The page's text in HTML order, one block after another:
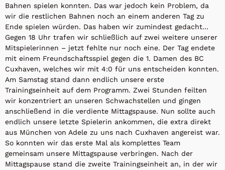
Bahnen spielen konnten. Das war jedoch kein Problem, da
wir die restlichen Bahnen noch an einem anderen Tag zu
Ende spielen würden. Das haben wir zumindest gedacht…
Gegen 18 Uhr trafen wir schließlich auf zwei weitere unserer
Mitspielerinnen – jetzt fehlte nur noch eine. Der Tag endete
mit einem Freundschaftsspiel gegen die 1. Damen des BC
Cuxhaven, welches wir mit 4:0 für uns entscheiden konnten.
Am Samstag stand dann endlich unsere erste
Trainingseinheit auf dem Programm. Zwei Stunden feilten
wir konzentriert an unseren Schwachstellen und gingen
anschließend in die verdiente Mittagspause. Nun sollte auch
endlich unsere letzte Spielerin ankommen, die extra direkt
aus München von Adele zu uns nach Cuxhaven angereist war.
So konnten wir das erste Mal als komplettes Team
gemeinsam unsere Mittagspause verbringen. Nach der
Mittagspause stand die zweite Trainingseinheit an, in der wir